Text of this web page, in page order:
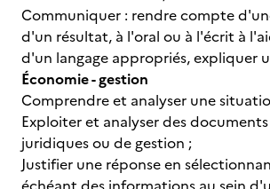
Communiquer : rendre compte
d'un résultat, à l'oral ou à l'écrit à
d'un langage appropriés, expliquer
Économie - gestion
Comprendre et analyser une
Exploiter et analyser des
juridiques ou de gestion ;
Justifier une réponse en